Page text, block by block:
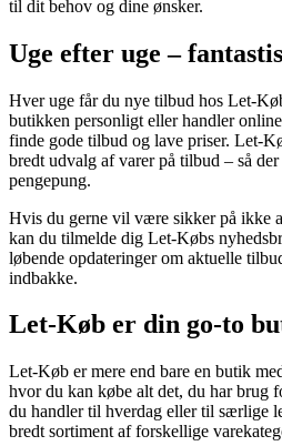
til dit behov og dine ønsker.
Uge efter uge –
Hver uge får du nye tilbud hos Let-
butikken personligt eller handler
finde gode tilbud og lave priser. Let-
bredt udvalg af varer på tilbud – så
pengepung.
Hvis du gerne vil være sikker på ikke
kan du tilmelde dig Let-Købs
løbende opdateringer om aktuelle
indbakke.
Let-Køb er din go-to
Let-Køb er mere end bare en butik
hvor du kan købe alt det, du har brug
du handler til hverdag eller til særlige
bredt sortiment af forskellige